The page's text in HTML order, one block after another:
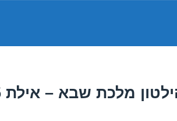
מלכת שבא – אילת 04/12/2015